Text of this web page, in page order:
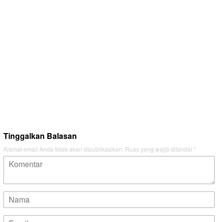
Tinggalkan Balasan
Alamat email Anda tidak akan dipublikasikan. Ruas yang wajib ditandai *